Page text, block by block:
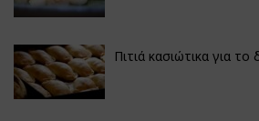
Πιτιά κασιώτικα για